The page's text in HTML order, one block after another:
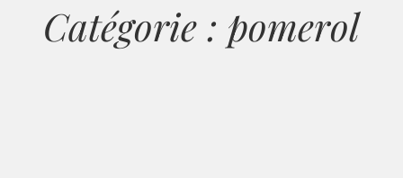
Catégorie : pomerol